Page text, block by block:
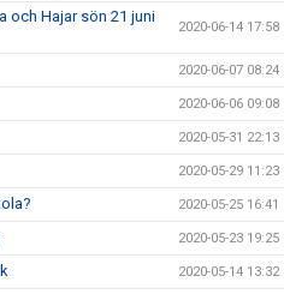
och Hajar sön 21 juni
2020-06-14 17:58
2020-06-07 08:24
2020-06-06 09:08
2020-05-31 22:13
2020-05-29 11:23
2020-05-25 16:41
2020-05-23 19:25
2020-05-14 13:32